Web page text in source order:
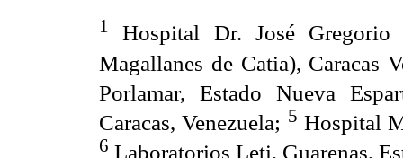
1
Hospital Dr. José Gregorio
Magallanes de Catia), Caracas
Porlamar, Estado Nueva
Caracas, Venezuela; 5 Hospital
6 Laboratorios Leti, Guarenas,